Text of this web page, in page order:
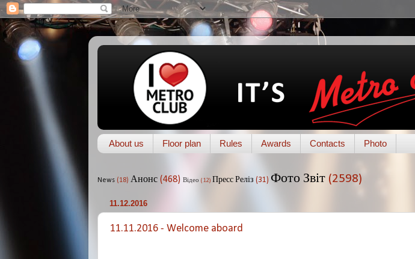
About us Floor plan Rules Awards Contacts Photo
News (18) Анонс (468) Відео (12) Пресс Реліз (31) Фото Звіт (2598)
11.12.2016
11.11.2016 - Welcome aboard